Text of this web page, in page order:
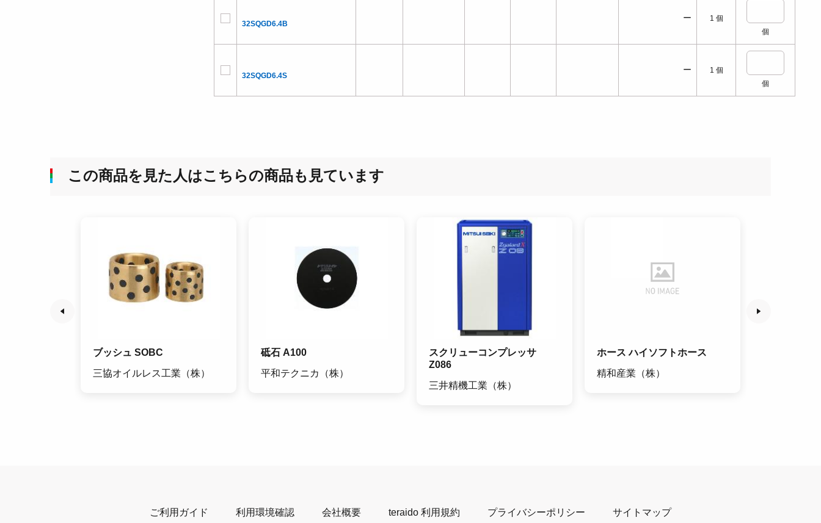
32SQGD6.4B
32SQGD6.4S
ー 1 個
個
ー 1 個
個
この商品を見た人はこちらの商品も見ています
ブッシュ SOBC
三協オイルレス工業（株）
砥石 A100
平和テクニカ（株）
スクリューコンプレッサ
Z086
三井精機工業（株）
ホース ハイソフトホース
精和産業（株）
ご利用ガイド 利用環境確認 会社概要 teraido 利用規約 プライバシーポリシー サイトマップ